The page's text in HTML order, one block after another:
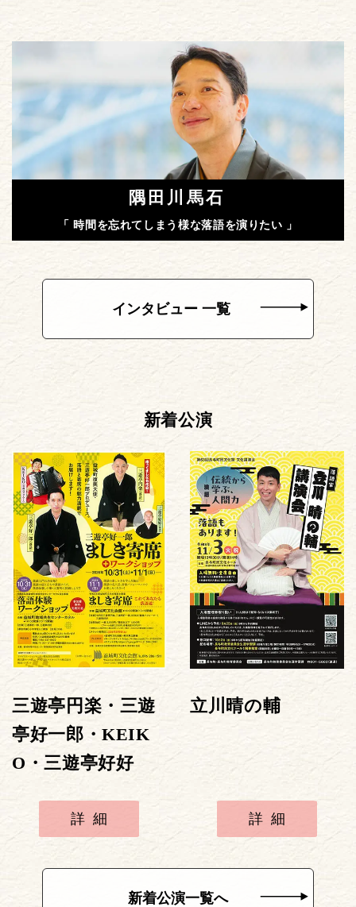
隅田川馬石
「 時間を忘れてしまう様な落語を演りたい 」
インタビュー 一覧
新着公演
三遊亭円楽・三遊
亭好一郎・KEIK
O・三遊亭好好
詳細
立川晴の輔
詳細
新着公演一覧へ